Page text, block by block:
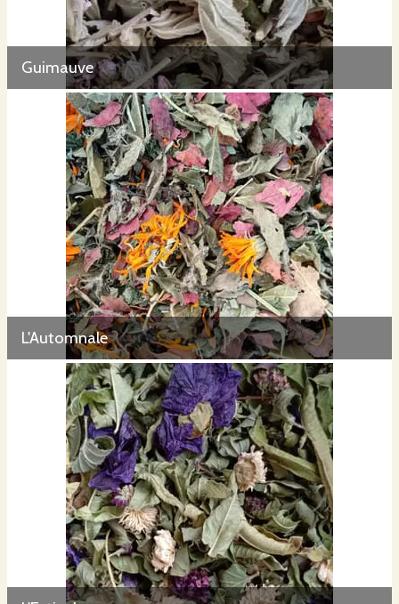
Guimauve
L'Automnale